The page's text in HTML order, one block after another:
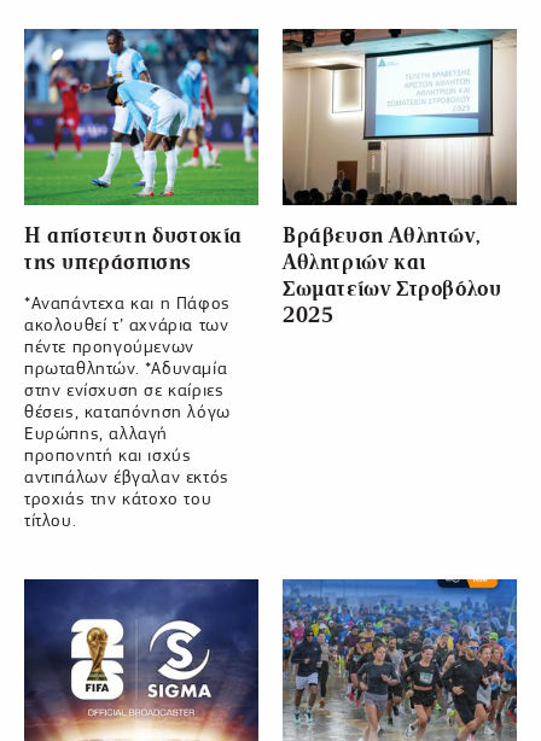
Η απίστευτη δυστοκία
της υπεράσπισης
*Αναπάντεχα και η Πάφος
ακολουθεί τ’ αχνάρια των
πέντε προηγούμενων
πρωταθλητών. *Αδυναμία
στην ενίσχυση σε καίριες
θέσεις, καταπόνηση λόγω
Ευρώπης, αλλαγή
προπονητή και ισχύς
αντιπάλων έβγαλαν εκτός
τροχιάς την κάτοχο του
τίτλου.
Βράβευση Αθλητών,
Αθλητριών και
Σωματείων Στροβόλου
2025